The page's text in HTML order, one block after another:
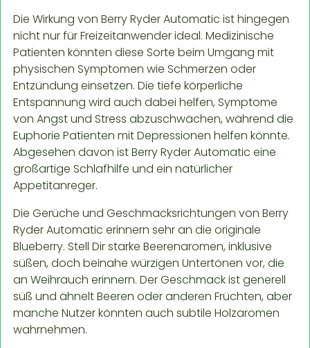
Die Wirkung von Berry Ryder Automatic ist hingegen
nicht nur für Freizeitanwender ideal. Medizinische
Patienten könnten diese Sorte beim Umgang mit
physischen Symptomen wie Schmerzen oder
Entzündung einsetzen. Die tiefe körperliche
Entspannung wird auch dabei helfen, Symptome
von Angst und Stress abzuschwächen, während die
Euphorie Patienten mit Depressionen helfen könnte.
Abgesehen davon ist Berry Ryder Automatic eine
großartige Schlafhilfe und ein natürlicher
Appetitanreger.
Die Gerüche und Geschmacksrichtungen von Berry
Ryder Automatic erinnern sehr an die originale
Blueberry. Stell Dir starke Beerenaromen, inklusive
süßen, doch beinahe würzigen Untertönen vor, die
an Weihrauch erinnern. Der Geschmack ist generell
süß und ähnelt Beeren oder anderen Früchten, aber
manche Nutzer könnten auch subtile Holzaromen
wahrnehmen.